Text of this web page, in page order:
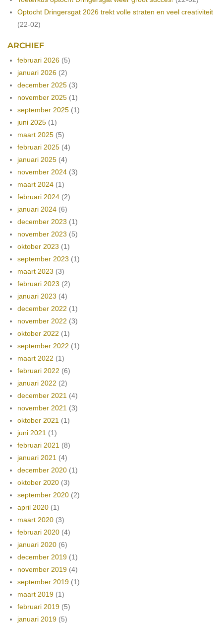
Optocht Dringersgat 2026 trekt volle straten en veel creativiteit
(22-02)
ARCHIEF
februari 2026 (5)
januari 2026 (2)
december 2025 (3)
november 2025 (1)
september 2025 (1)
juni 2025 (1)
maart 2025 (5)
februari 2025 (4)
januari 2025 (4)
november 2024 (3)
maart 2024 (1)
februari 2024 (2)
januari 2024 (6)
december 2023 (1)
november 2023 (5)
oktober 2023 (1)
september 2023 (1)
maart 2023 (3)
februari 2023 (2)
januari 2023 (4)
december 2022 (1)
november 2022 (3)
oktober 2022 (1)
september 2022 (1)
maart 2022 (1)
februari 2022 (6)
januari 2022 (2)
december 2021 (4)
november 2021 (3)
oktober 2021 (1)
juni 2021 (1)
februari 2021 (8)
januari 2021 (4)
december 2020 (1)
oktober 2020 (3)
september 2020 (2)
april 2020 (1)
maart 2020 (3)
februari 2020 (4)
januari 2020 (6)
december 2019 (1)
november 2019 (4)
september 2019 (1)
maart 2019 (1)
februari 2019 (5)
januari 2019 (5)